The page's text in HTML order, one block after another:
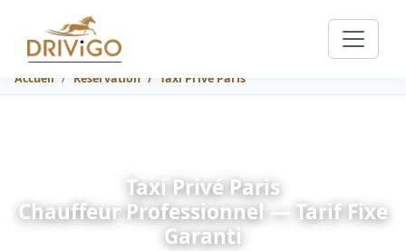
Accueil Réservation Taxi Privé Paris
Taxi Privé Paris
Chauffeur Professionnel — Tarif Fixe
Garanti